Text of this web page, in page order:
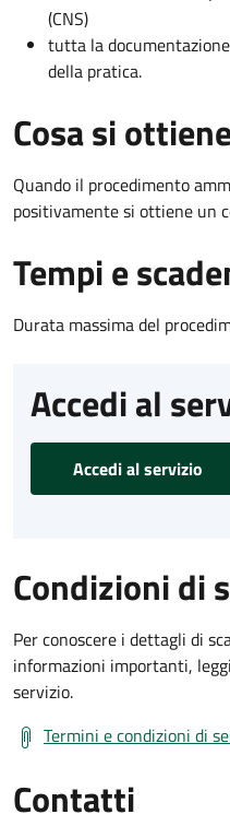
(CNS)
tutta la
della pratica.
Cosa si
Quando il procedimento
positivamente si ottiene un
Tempi e
Durata massima del
Accedi al
Accedi al servizio
Condizioni di
Per conoscere i dettagli di
informazioni importanti,
servizio.
Termini e condizioni di
Contatti